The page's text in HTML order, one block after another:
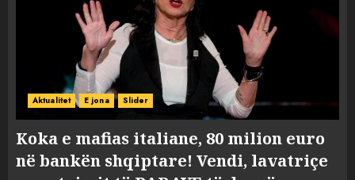
Aktualitet E jona Slider
Koka e mafias italiane, 80 milion euro
në bankën shqiptare! Vendi, lavatriçe